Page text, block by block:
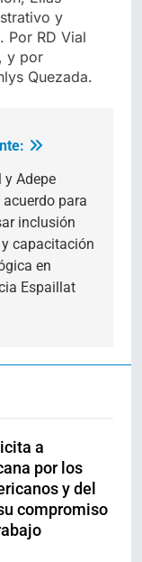
y
Por RD Vial
y por
Quezada.
y Adepe
para
inclusión
capacitación
en
Espaillat
a
por los
y del
compromiso